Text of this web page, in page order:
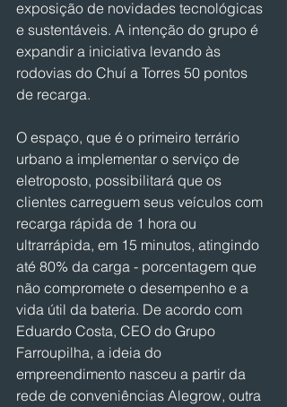
exposição de novidades tecnológicas
e sustentáveis. A intenção do grupo é
expandir a iniciativa levando às
rodovias do Chuí a Torres 50 pontos
de recarga.
O espaço, que é o primeiro terrário
urbano a implementar o serviço de
eletroposto, possibilitará que os
clientes carreguem seus veículos com
recarga rápida de 1 hora ou
ultrarrápida, em 15 minutos, atingindo
até 80% da carga - porcentagem que
não compromete o desempenho e a
vida útil da bateria. De acordo com
Eduardo Costa, CEO do Grupo
Farroupilha, a ideia do
empreendimento nasceu a partir da
rede de conveniências Alegrow, outra